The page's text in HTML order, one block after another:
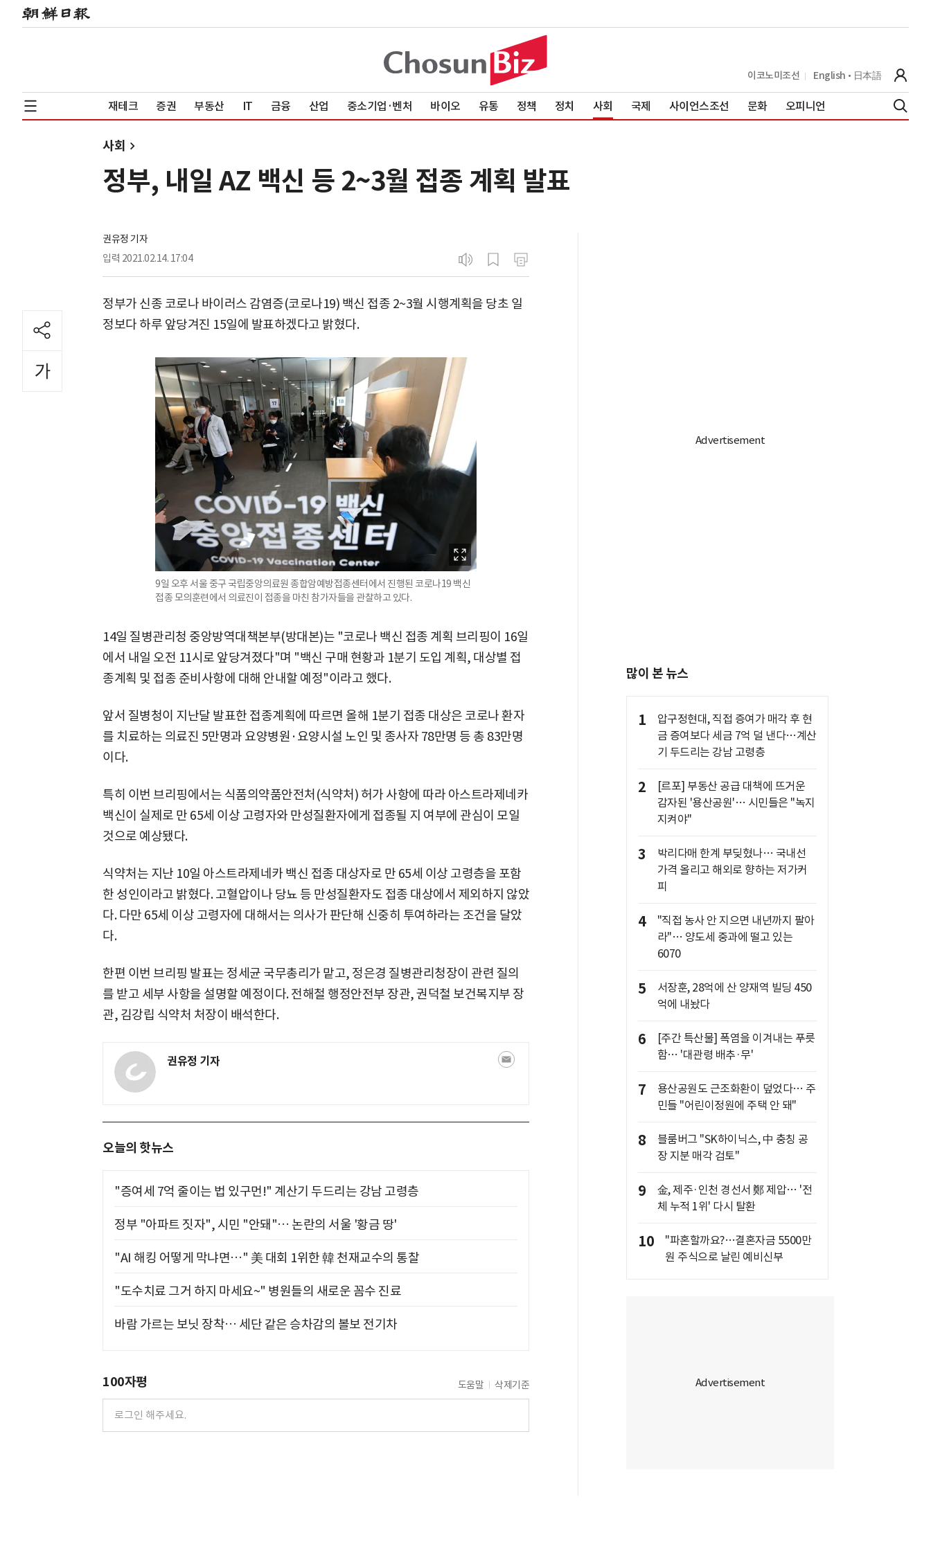
이코노미조선 English 日本語
재테크 증권 부동산 IT 금융 산업 중소기업·벤처 바이오 유통 정책 정치 사회 국제 사이언스조선 문화 오피니언
사회
정부, 내일 AZ 백신 등 2~3월 접종 계획 발표
권유정 기자
입력 2021.02.14. 17:04
정부가 신종 코로나 바이러스 감염증(코로나19) 백신 접종 2~3월 시행계획을 당초 일
정보다 하루 앞당겨진 15일에 발표하겠다고 밝혔다.
9일 오후 서울 중구 국립중앙의료원 종합암예방접종센터에서 진행된 코로나19 백신
접종 모의훈련에서 의료진이 접종을 마친 참가자들을 관찰하고 있다.
14일 질병관리청 중앙방역대책본부(방대본)는 "코로나 백신 접종 계획 브리핑이 16일
에서 내일 오전 11시로 앞당겨졌다"며 "백신 구매 현황과 1분기 도입 계획, 대상별 접
종계획 및 접종 준비사항에 대해 안내할 예정"이라고 했다.
앞서 질병청이 지난달 발표한 접종계획에 따르면 올해 1분기 접종 대상은 코로나 환자
를 치료하는 의료진 5만명과 요양병원·요양시설 노인 및 종사자 78만명 등 총 83만명
이다.
특히 이번 브리핑에서는 식품의약품안전처(식약처) 허가 사항에 따라 아스트라제네카
백신이 실제로 만 65세 이상 고령자와 만성질환자에게 접종될 지 여부에 관심이 모일
것으로 예상됐다.
식약처는 지난 10일 아스트라제네카 백신 접종 대상자로 만 65세 이상 고령층을 포함
한 성인이라고 밝혔다. 고혈압이나 당뇨 등 만성질환자도 접종 대상에서 제외하지 않았
다. 다만 65세 이상 고령자에 대해서는 의사가 판단해 신중히 투여하라는 조건을 달았
다.
한편 이번 브리핑 발표는 정세균 국무총리가 맡고, 정은경 질병관리청장이 관련 질의
를 받고 세부 사항을 설명할 예정이다. 전해철 행정안전부 장관, 권덕철 보건복지부 장
관, 김강립 식약처 처장이 배석한다.
권유정 기자
오늘의 핫뉴스
"증여세 7억 줄이는 법 있구먼!" 계산기 두드리는 강남 고령층
정부 "아파트 짓자", 시민 "안돼"… 논란의 서울 '황금 땅'
"AI 해킹 어떻게 막냐면…" 美 대회 1위한 韓 천재교수의 통찰
"도수치료 그거 하지 마세요~" 병원들의 새로운 꼼수 진료
바람 가르는 보닛 장착… 세단 같은 승차감의 볼보 전기차
100자평 도움말 삭제기준
많이 본 뉴스
1
압구정현대, 직접 증여가 매각 후 현
금 증여보다 세금 7억 덜 낸다…계산
기 두드리는 강남 고령층
2
[르포] 부동산 공급 대책에 뜨거운
감자된 '용산공원'… 시민들은 "녹지
지켜야"
3
박리다매 한계 부딪혔나… 국내선
가격 올리고 해외로 향하는 저가커
피
4
"직접 농사 안 지으면 내년까지 팔아
라"… 양도세 중과에 떨고 있는
6070
5
서장훈, 28억에 산 양재역 빌딩 450
억에 내놨다
6
[주간 특산물] 폭염을 이겨내는 푸릇
함… '대관령 배추·무'
7
용산공원도 근조화환이 덮었다… 주
민들 "어린이정원에 주택 안 돼"
8
블룸버그 "SK하이닉스, 中 충칭 공
장 지분 매각 검토"
9
金, 제주·인천 경선서 鄭 제압… '전
체 누적 1위' 다시 탈환
10
"파혼할까요?…결혼자금 5500만
원 주식으로 날린 예비신부